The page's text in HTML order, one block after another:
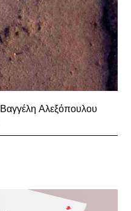
Βαγγέλη Αλεξόπουλου